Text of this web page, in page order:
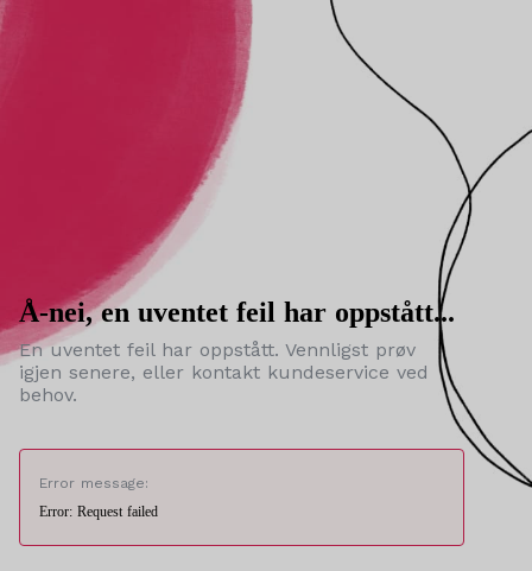
Å-nei, en uventet feil har oppstått...
En uventet feil har oppstått. Vennligst prøv
igjen senere, eller kontakt kundeservice ved
behov.
Error message:
Error: Request failed